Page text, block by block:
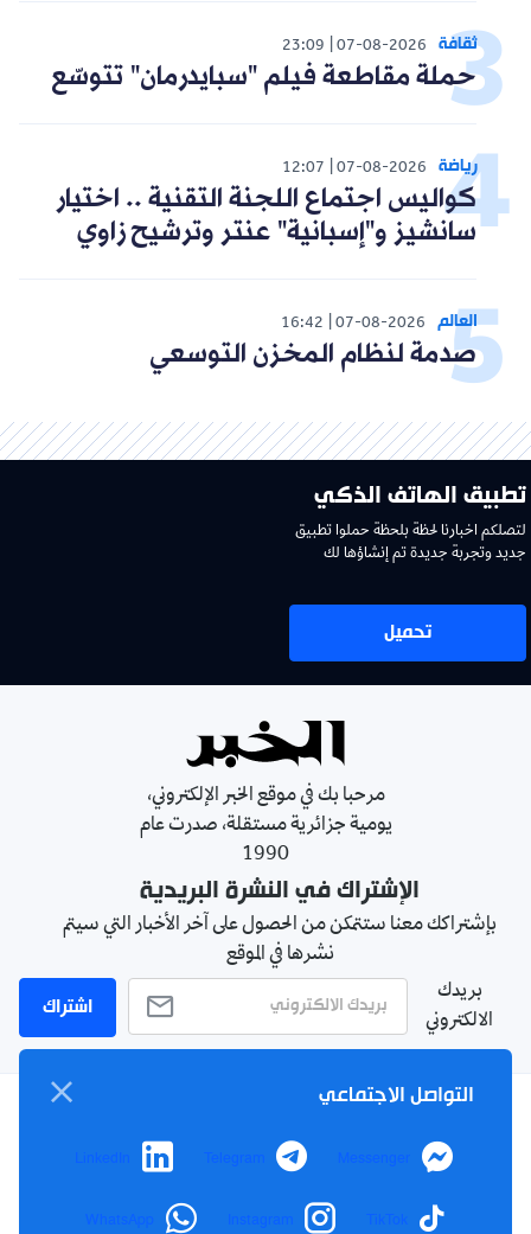
ثقافة 07-08-2026
23:09
حملة مقاطعة فيلم "سبايدرمان" تتوسّع
رياضة 07-08-2026
12:07
كواليس اجتماع اللجنة التقنية .. اختيار
سانشيز و"إسبانية" عنتر وترشيح زاوي
العالم 07-08-2026
16:42
صدمة لنظام المخزن التوسعي
تطبيق الهاتف الذكي
لتصلكم اخبارنا لحظة بلحظة حملوا تطبيق
جديد وتجربة جديدة تم إنشاؤها لك
تحميل
مرحبا بك في موقع الخبر الإلكتروني،
يومية جزائرية مستقلة، صدرت عام
1990
الإشتراك في النشرة البريدية
بإشتراكك معنا ستتمكن من الحصول على آخر الأخبار التي سيتم
نشرها في الموقع
بريدك
الالكتروني
اشتراك
الأحكام والشروط
التواصل الاجتماعي
Messenger
Telegram
LinkedIn
TikTok
Instagram
WhatsApp